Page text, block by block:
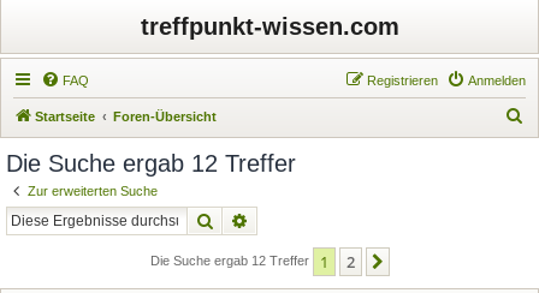
treffpunkt-wissen.com
FAQ Anmelden
Registrieren
Startseite Foren-Übersicht
Die Suche ergab 12 Treffer
Zur erweiterten Suche
Suche
Die Suche ergab 12 Treffer 1 2